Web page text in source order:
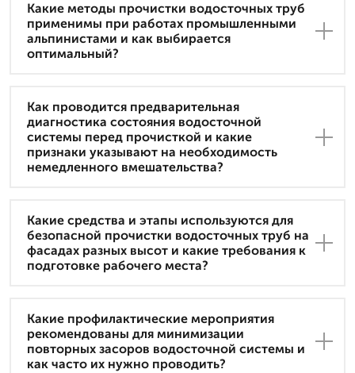
Какие методы прочистки водосточных труб
применимы при работах промышленными
альпинистами и как выбирается
оптимальный?
Как проводится предварительная
диагностика состояния водосточной
системы перед прочисткой и какие
признаки указывают на необходимость
немедленного вмешательства?
Какие средства и этапы используются для
безопасной прочистки водосточных труб на
фасадах разных высот и какие требования к
подготовке рабочего места?
Какие профилактические мероприятия
рекомендованы для минимизации
повторных засоров водосточной системы и
как часто их нужно проводить?